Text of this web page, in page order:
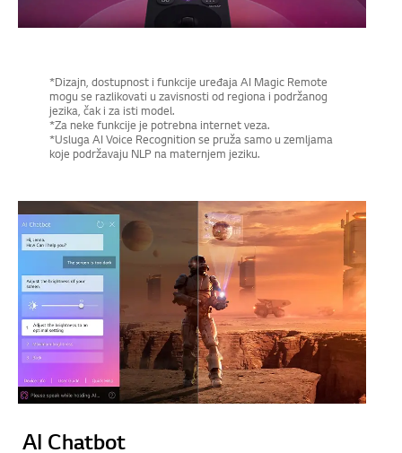
*Dizajn, dostupnost i funkcije uređaja AI Magic Remote
mogu se razlikovati u zavisnosti od regiona i podržanog
jezika, čak i za isti model.
*Za neke funkcije je potrebna internet veza.
*Usluga AI Voice Recognition se pruža samo u zemljama
koje podržavaju NLP na maternjem jeziku.
AI Chatbot